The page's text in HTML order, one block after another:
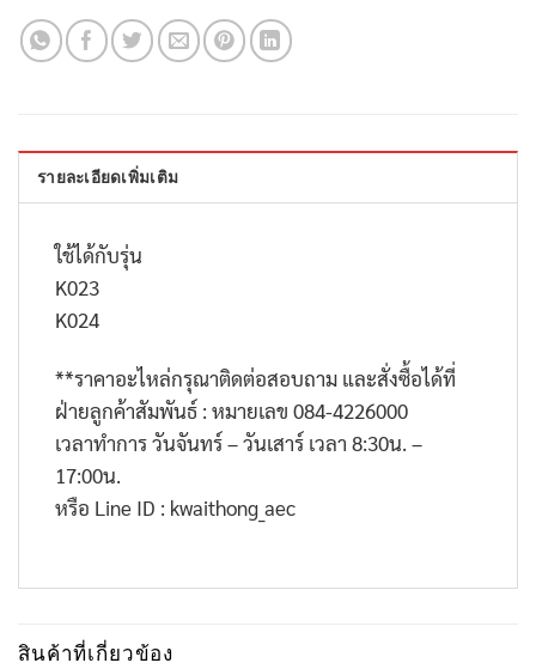
รายละเอียดเพิ่มเติม
ใช้ได้กับรุ่น
K023
K024
**ราคาอะไหล่กรุณาติดต่อสอบถาม และสั่งซื้อได้ที่
ฝ่ายลูกค้าสัมพันธ์ : หมายเลข 084-4226000
เวลาทำการ วันจันทร์ – วันเสาร์ เวลา 8:30น. –
17:00น.
หรือ Line ID : kwaithong_aec
สินค้าที่เกี่ยวข้อง